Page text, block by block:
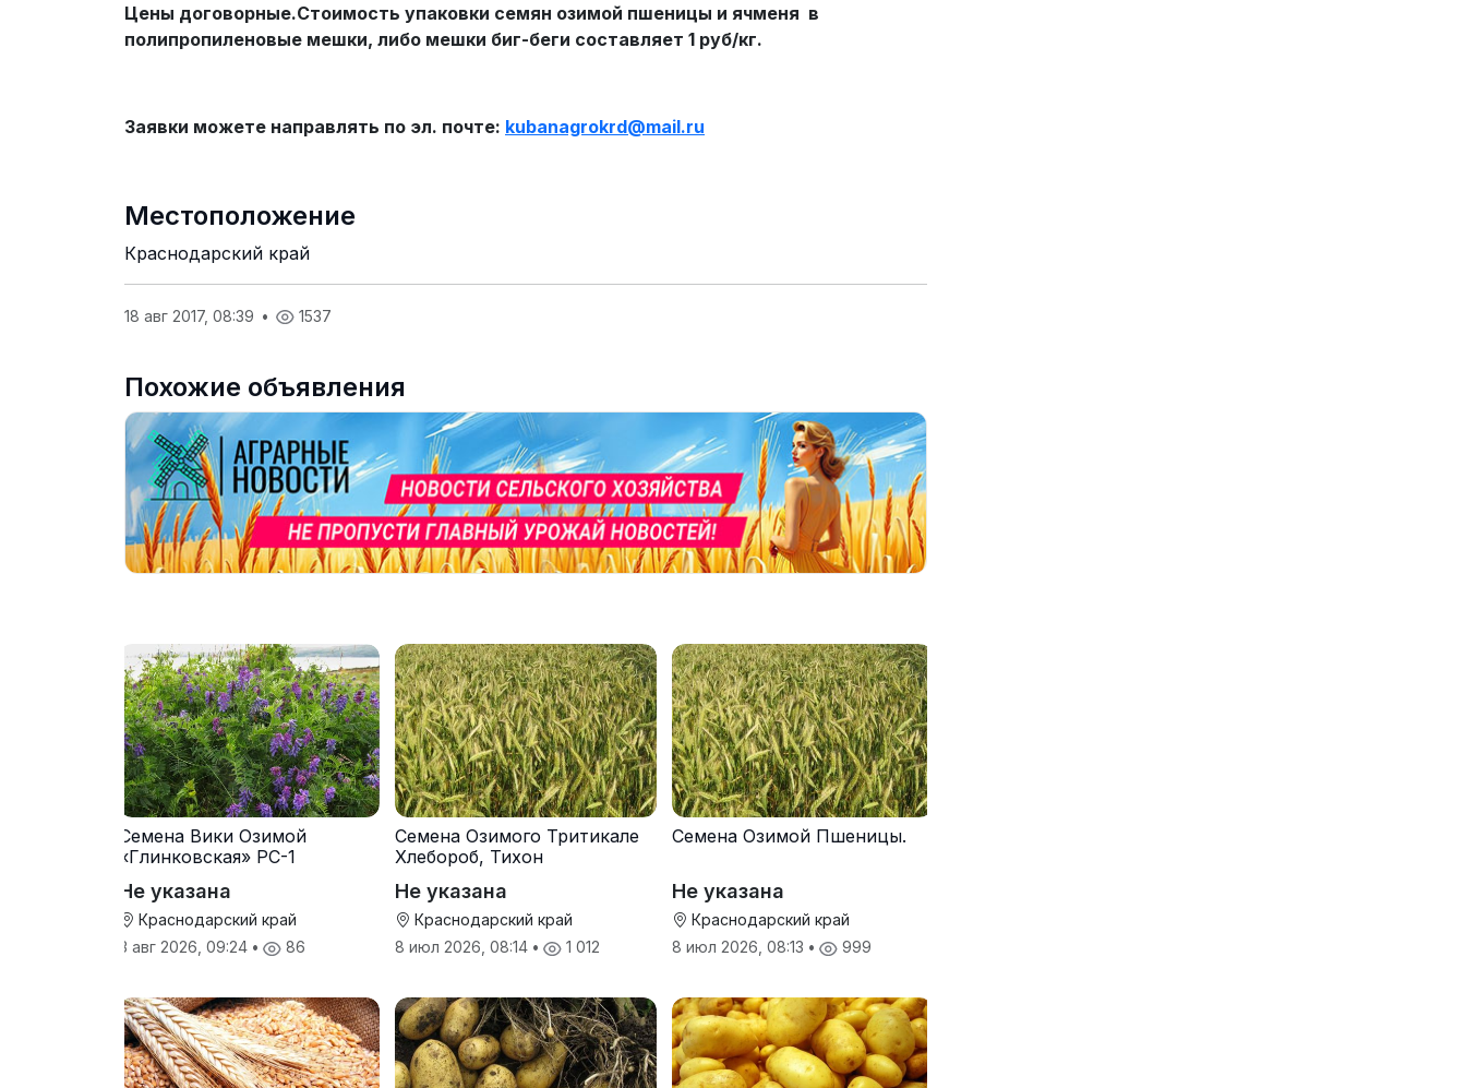
Цены договорные.Стоимость упаковки семян озимой пшеницы и ячменя в
полипропиленовые мешки, либо мешки биг-беги составляет 1 руб/кг.
Заявки можете направлять по эл. почте: kubanagrokrd@mail.ru
Местоположение
Краснодарский край
18 авг 2017, 08:39 • 1537
Похожие объявления
Семена Вики Озимой
«Глинковская» РС-1
Не указана
Краснодарский край
3 авг 2026, 09:24 • 86
Семена Озимого Тритикале
Хлебороб, Тихон
Не указана
Краснодарский край
8 июл 2026, 08:14 • 1 012
Семена Озимой Пшеницы.
Не указана
Краснодарский край
8 июл 2026, 08:13 • 999